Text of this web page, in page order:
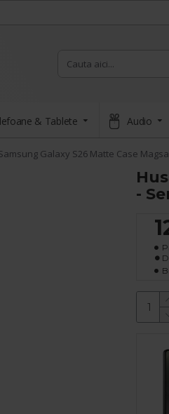
& Tablete Audio
Galaxy S26 Matte Case
-